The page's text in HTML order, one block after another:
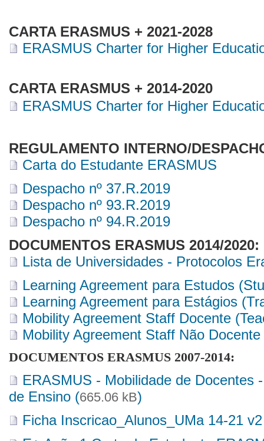
CARTA ERASMUS + 2021-2028
ERASMUS Charter for Higher
CARTA ERASMUS + 2014-2020
ERASMUS Charter for Higher
REGULAMENTO INTERNO/
Carta do Estudante ERASMUS
Despacho nº 37.R.2019
Despacho nº 93.R.2019
Despacho nº 94.R.2019
DOCUMENTOS ERASMUS 2014/2020:
Lista de Universidades - Protocolos
Learning Agreement para Estudos
Learning Agreement para Estágios
Mobility Agreement Staff Docente
Mobility Agreement Staff Não
DOCUMENTOS ERASMUS 2007-2014:
ERASMUS - Mobilidade de Docentes
de Ensino (665.06 kB)
Ficha Inscricao_Alunos_UMa 14-21